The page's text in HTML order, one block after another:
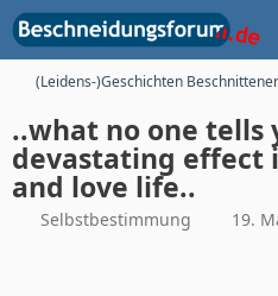
(Leidens-)Geschichten
..what no one tells
devastating effect
and love life..
Selbstbestimmung 19.